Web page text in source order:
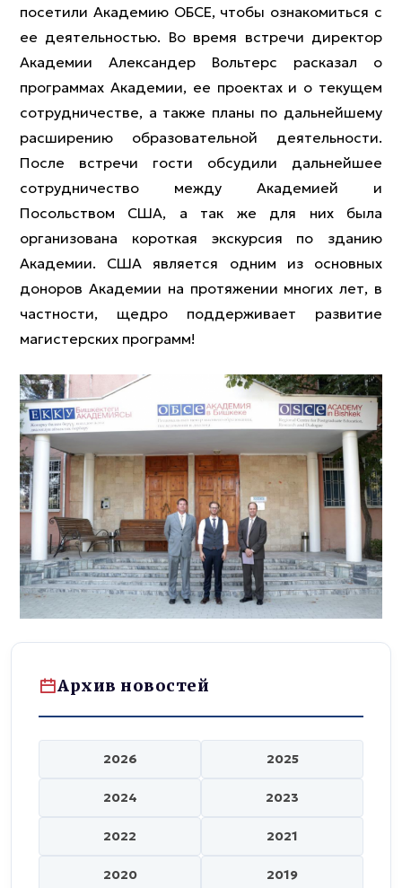
посетили Академию ОБСЕ, чтобы ознакомиться с
ее деятельностью. Во время встречи директор
Академии Александер Вольтерс расказал о
программах Академии, ее проектах и о текущем
сотрудничестве, а также планы по дальнейшему
расширению образовательной деятельности.
После встречи гости обсудили дальнейшее
сотрудничество между Академией и
Посольством США, а так же для них была
организована короткая экскурсия по зданию
Академии. США является одним из основных
доноров Академии на протяжении многих лет, в
частности, щедро поддерживает развитие
магистерских программ!
Архив новостей
2026 2025
2024 2023
2022 2021
2020 2019